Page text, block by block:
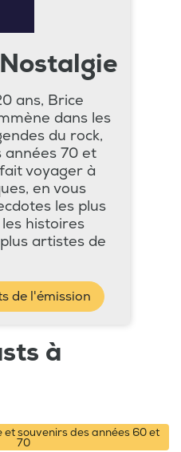
ans, Brice
dans les
du rock,
années 70 et
voyager à
en vous
les plus
histoires
artistes de
de l'émission
à
et souvenirs des années 60 et
70